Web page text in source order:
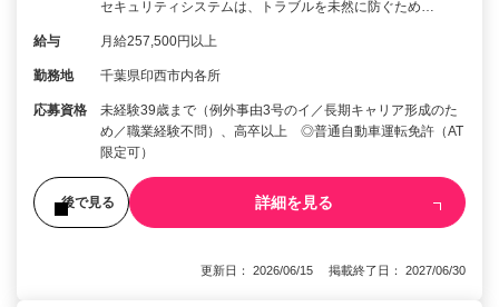
セキュリティシステムは、トラブルを未然に防ぐため…
給与 月給257,500円以上
勤務地 千葉県印西市内各所
応募資格
未経験39歳まで（例外事由3号のイ／長期キャリア形成のた
め／職業経験不問）、高卒以上 ◎普通自動車運転免許（AT
限定可）
後で見る 詳細を見る
更新日： 2026/06/15 掲載終了日： 2027/06/30